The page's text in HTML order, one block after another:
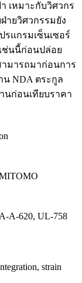
เหมาะกับวิศวกร
ายวิศวกรรมยัง
แกรมเซ็นเซอร์
ช่นนี้ก่อนปล่อย
มารถมาก่อนการ
NDA ตระกูล
นก่อนเทียบราคา
A-620, UL-758
strain